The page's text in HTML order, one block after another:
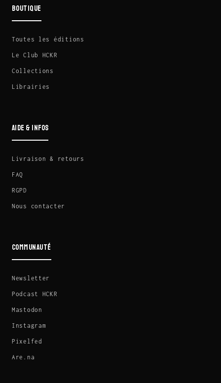
BOUTIQUE
Toutes les éditions
Le Club HCKR
Collections
Librairies
AIDE & INFOS
Livraison & retours
FAQ
RGPD
Nous contacter
COMMUNAUTÉ
Newsletter
Podcast HCKR
Mastodon
Instagram
Pixelfed
Are.na